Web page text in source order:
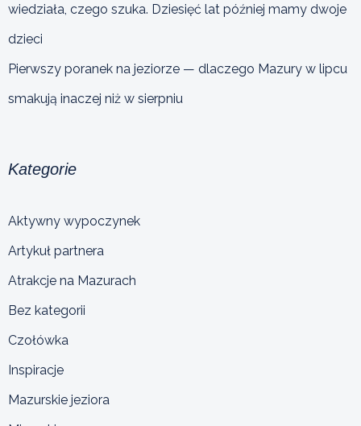
wiedziała, czego szuka. Dziesięć lat później mamy dwoje
dzieci
Pierwszy poranek na jeziorze — dlaczego Mazury w lipcu
smakują inaczej niż w sierpniu
Kategorie
Aktywny wypoczynek
Artykuł partnera
Atrakcje na Mazurach
Bez kategorii
Czołówka
Inspiracje
Mazurskie jeziora